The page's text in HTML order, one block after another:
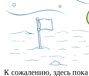
К сожалению, здесь